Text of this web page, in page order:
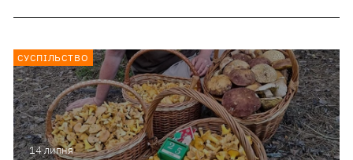
14 липня
СУСПІЛЬСТВО